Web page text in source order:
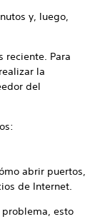
y, luego,
reciente. Para
la
del
abrir puertos,
de Internet.
problema, esto